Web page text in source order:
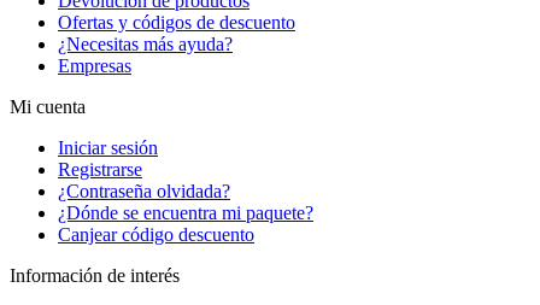
Ofertas y códigos de descuento
¿Necesitas más ayuda?
Empresas
Mi cuenta
Iniciar sesión
Registrarse
¿Contraseña olvidada?
¿Dónde se encuentra mi paquete?
Canjear código descuento
Información de interés